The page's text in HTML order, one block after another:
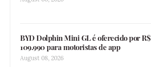
BYD Dolphin Mini GL é oferecido por R$
109.990 para motoristas de app
August 08, 2026